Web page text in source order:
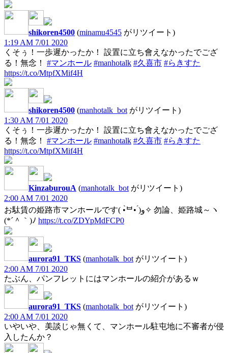
shikoren4500 (minamu4545 がリツイート)
1:19 AM 7/01 2020
くそぅ！一歩遲かったか！ 設置に立ち會えなかったでござ
る！無念！ #マンホール #manhotalk #久喜市 #らきすた
https://t.co/MtpfXMif4H
shikoren4500 (manhotalk_bot がリツイート)
1:30 AM 7/01 2020
くそぅ！一歩遲かったか！ 設置に立ち會えなかったでござ
る！無念！ #マンホール #manhotalk #久喜市 #らきすた
https://t.co/MtpfXMif4H
KinzaburouA (manhotalk_bot がリツイート)
2:00 AM 7/01 2020
お駄賃の姫路市マンホールです( •̀ᄇ• ́)ﻭ✧ 勿論、姫路城～ヽ
(*´＾｀)ﾉ https://t.co/ZDYpMdFCP0
aurora91_TKS (manhotalk_bot がリツイート)
2:00 AM 7/01 2020
たぶん、パンフレットにはマンホールの紹介があるｗ
aurora91_TKS (manhotalk_bot がリツイート)
2:00 AM 7/01 2020
いやいや、美談じゃ無くて、マンホール駐屯地に不審者が侵
入したんか？